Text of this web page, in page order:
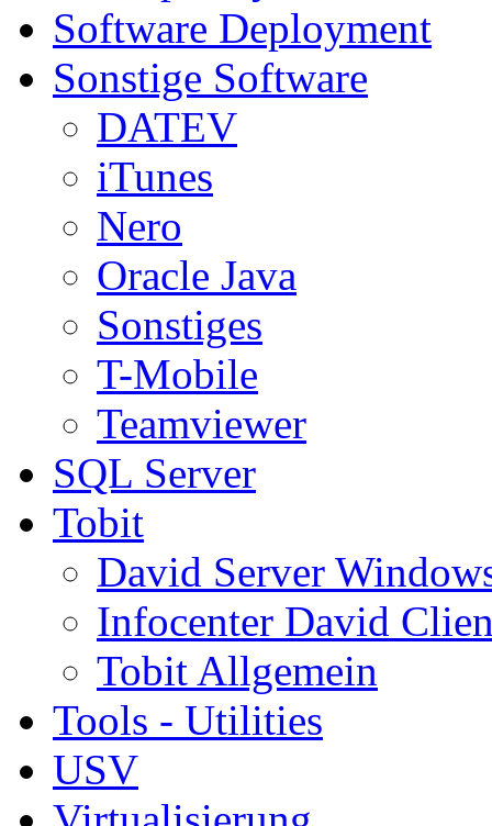
Software Deployment
Sonstige Software
DATEV
iTunes
Nero
Oracle Java
Sonstiges
T-Mobile
Teamviewer
SQL Server
Tobit
David Server
Infocenter David
Tobit Allgemein
Tools - Utilities
USV